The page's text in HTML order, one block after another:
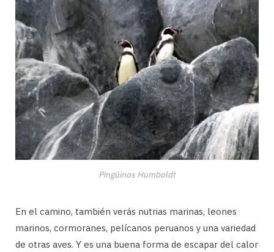
Pingüinos Humboldt
En el camino, también verás nutrias marinas, leones
marinos, cormoranes, pelícanos peruanos y una variedad
de otras aves. Y es una buena forma de escapar del calor